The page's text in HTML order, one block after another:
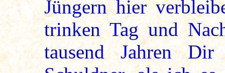
Jüngern hier
trinken Tag und
tausend Jahren